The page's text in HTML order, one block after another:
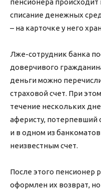
пенсионера
списание денежных
– на карточке у него
Лже-сотрудник банка
доверчивого
деньги можно
страховой счет. При
течение нескольких
аферисту, потерпевший
и в одном из
неизвестным счет.
После этого пенсионер
оформлен их возврат,